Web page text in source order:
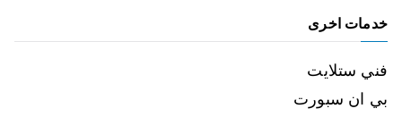
خدمات اخرى
فني ستلايت
بي ان سبورت